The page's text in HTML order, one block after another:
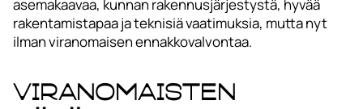
asemakaavaa, kunnan rakennusjärjestystä, hyvää
rakentamistapaa ja teknisiä vaatimuksia, mutta nyt
ilman viranomaisen ennakkovalvontaa.
Viranomaisten